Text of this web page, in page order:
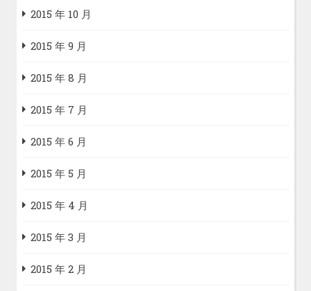
2015 年 10 月
2015 年 9 月
2015 年 8 月
2015 年 7 月
2015 年 6 月
2015 年 5 月
2015 年 4 月
2015 年 3 月
2015 年 2 月